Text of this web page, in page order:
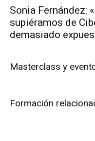
Sonia Fernández:
supiéramos de
demasiado
Masterclass y
Formación